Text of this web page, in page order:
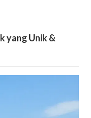
yang Unik &